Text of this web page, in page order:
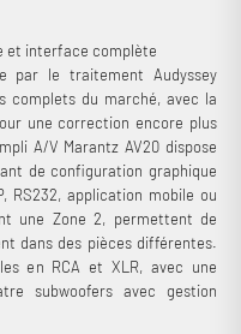
et interface complète
par le traitement Audyssey
complets du marché, avec la
une correction encore plus
A/V Marantz AV20 dispose
de configuration graphique
RS232, application mobile ou
une Zone 2, permettent de
dans des pièces différentes.
en RCA et XLR, avec une
subwoofers avec gestion